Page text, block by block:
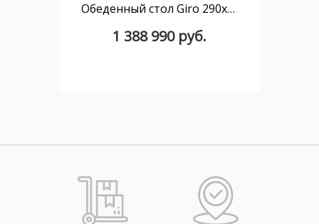
Обеденный стол Giro 290x108 KS7401600 керамика
1 388 990 руб.